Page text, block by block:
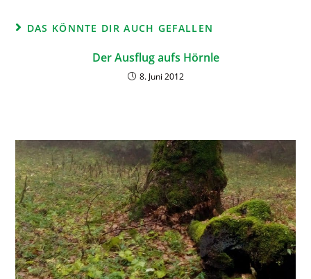
DAS KÖNNTE DIR AUCH GEFALLEN
Der Ausflug aufs Hörnle
8. Juni 2012